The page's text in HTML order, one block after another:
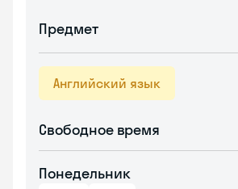
Предмет
Английский язык
Свободное время
Понедельник